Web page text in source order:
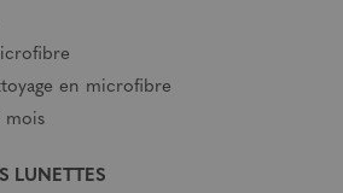
en microfibre
mois
LUNETTES